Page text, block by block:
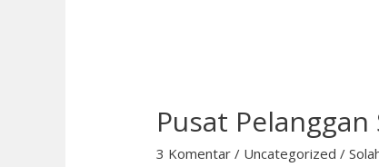
Pusat
3 Komentar / Uncategorized /
Pusat